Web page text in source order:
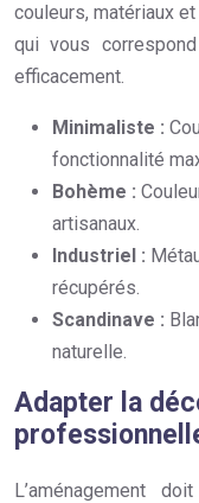
couleurs, matériaux
qui vous
efficacement.
Minimaliste :
fonctionnalité
Bohème :
artisanaux.
Industriel :
récupérés.
Scandinave :
naturelle.
Adapter la
L’aménagement